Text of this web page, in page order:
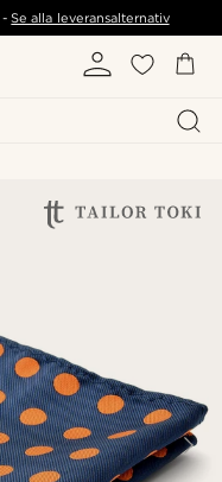
-Se alla leveransalternativ